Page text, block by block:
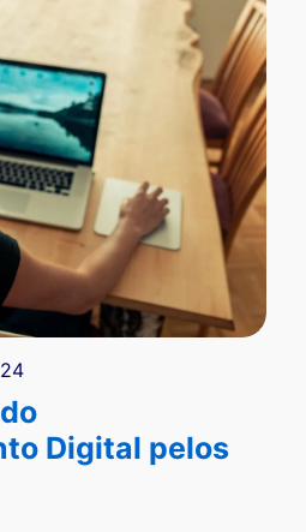
Digital pelos